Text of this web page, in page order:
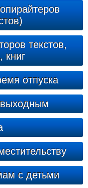
текстов,
книг
отпуска
с детьми